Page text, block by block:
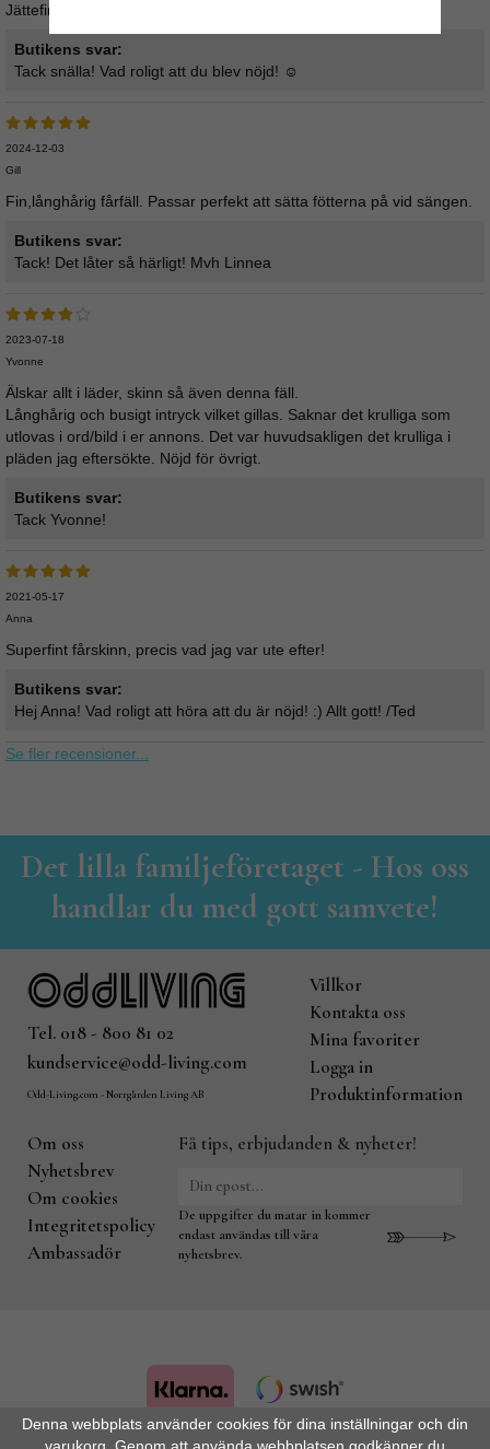
Jättefint!
Butikens svar:
Tack snälla! Vad roligt att du blev nöjd! ☺️
2024-12-03
Gill
Fin,långhårig fårfäll. Passar perfekt att sätta fötterna på vid sängen.
Butikens svar:
Tack! Det låter så härligt! Mvh Linnea
2023-07-18
Yvonne
Älskar allt i läder, skinn så även denna fäll.
Långhårig och busigt intryck vilket gillas. Saknar det krulliga som
utlovas i ord/bild i er annons. Det var huvudsakligen det krulliga i
pläden jag eftersökte. Nöjd för övrigt.
Butikens svar:
Tack Yvonne!
2021-05-17
Anna
Superfint fårskinn, precis vad jag var ute efter!
Butikens svar:
Hej Anna! Vad roligt att höra att du är nöjd! :) Allt gott! /Ted
Se fler recensioner...
Det lilla familjeföretaget - Hos oss
handlar du med gott samvete!
Tel. 018 - 800 81 02
kundservice@odd-living.com
Odd-Living.com - Norrgården Living AB
Villkor
Kontakta oss
Mina favoriter
Logga in
Produktinformation
Om oss
Nyhetsbrev
Om cookies
Integritetspolicy
Ambassadör
Få tips, erbjudanden & nyheter!
De uppgifter du matar in kommer
endast användas till våra
nyhetsbrev.
Denna webbplats använder cookies för dina inställningar och din